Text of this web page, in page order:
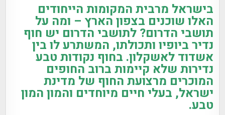
בישראל מרבית המקומות הייחודים
האלו שוכנים בצפון הארץ – ומה על
תושבי הדרום? לתושבי הדרום יש חוף
נדיר ביופיו ותכולתו, המשתרע לו בין
אשדוד לאשקלון. בחוף נקודות טבע
נדירות שלא קיימות ברוב החופים
המוכרים מרצועת החוף של מדינת
ישראל, בעלי חיים מיוחדים והמון המון
טבע.